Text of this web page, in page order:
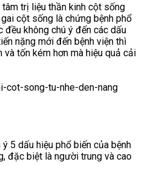
tâm trị liệu thần kinh cột sống
ai cột sống là chứng bệnh phổ
không chú ý đến các dấu
nặng mới đến bệnh viện thì
tốn kém hơn mà hiệu quả cải
5 dấu hiệu phổ biến của bệnh
đặc biệt là người trung và cao